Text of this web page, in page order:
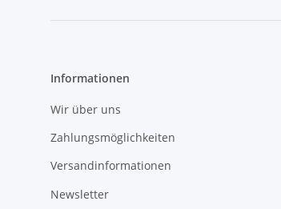
Informationen
Wir über uns
Zahlungsmöglichkeiten
Versandinformationen
Newsletter